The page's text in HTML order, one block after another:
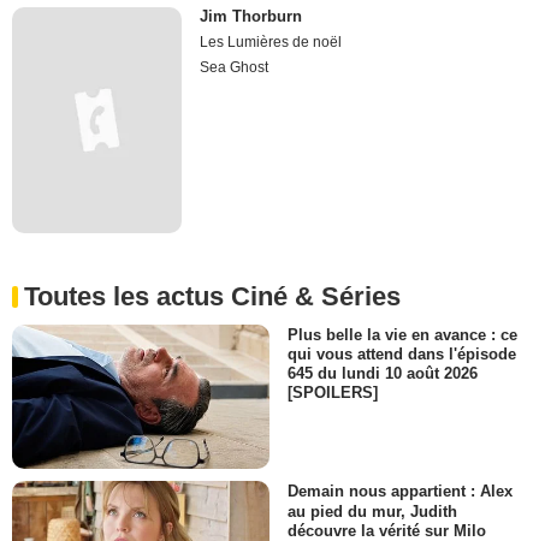
Jim Thorburn
Les Lumières de noël
Sea Ghost
Toutes les actus Ciné & Séries
Plus belle la vie en avance : ce
qui vous attend dans l'épisode
645 du lundi 10 août 2026
[SPOILERS]
Demain nous appartient : Alex
au pied du mur, Judith
découvre la vérité sur Milo